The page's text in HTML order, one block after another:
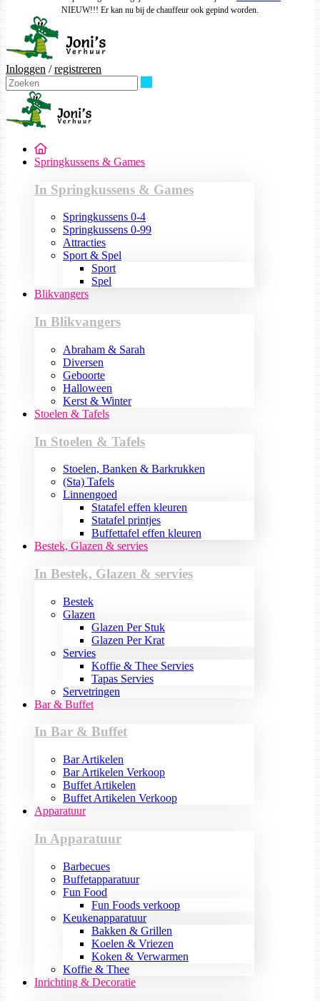
NIEUW!!! Er kan nu bij de chauffeur ook gepind worden.
Inloggen /registreren
Springkussens & Games
In Springkussens & Games
Springkussens 0-4
Springkussens 0-99
Attracties
Sport & Spel
Sport
Spel
Blikvangers
In Blikvangers
Abraham & Sarah
Diversen
Geboorte
Halloween
Kerst & Winter
Stoelen & Tafels
In Stoelen & Tafels
Stoelen, Banken & Barkrukken
(Sta) Tafels
Linnengoed
Statafel effen kleuren
Statafel printjes
Buffettafel effen kleuren
Bestek, Glazen & servies
In Bestek, Glazen & servies
Bestek
Glazen
Glazen Per Stuk
Glazen Per Krat
Servies
Koffie & Thee Servies
Tapas Servies
Servetringen
Bar & Buffet
In Bar & Buffet
Bar Artikelen
Bar Artikelen Verkoop
Buffet Artikelen
Buffet Artikelen Verkoop
Apparatuur
In Apparatuur
Barbecues
Buffetapparatuur
Fun Food
Fun Foods verkoop
Keukenapparatuur
Bakken & Grillen
Koelen & Vriezen
Koken & Verwarmen
Koffie & Thee
Inrichting & Decoratie